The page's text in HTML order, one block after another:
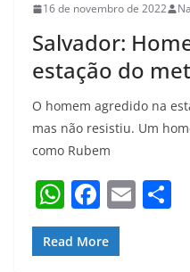
16 de novembro de 2022
Salvador:
estação do
O homem agredido na
mas não resistiu. Um
como Rubem
W
h
at
F
a
c
E
Read More